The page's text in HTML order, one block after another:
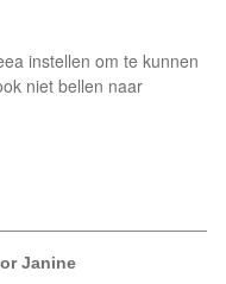
instellen om te kunnen
niet bellen naar
Janine